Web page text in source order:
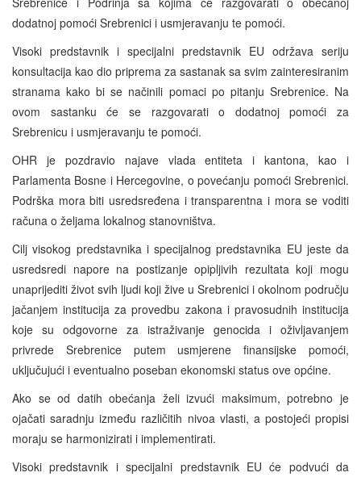
dodatnoj pomoći Srebrenici i usmjeravanju te pomoći.
Visoki predstavnik i specijalni predstavnik EU održava seriju
konsultacija kao dio priprema za sastanak sa svim zainteresiranim
stranama kako bi se načinili pomaci po pitanju Srebrenice. Na
ovom sastanku će se razgovarati o dodatnoj pomoći za
Srebrenicu i usmjeravanju te pomoći.
OHR je pozdravio najave vlada entiteta i kantona, kao i
Parlamenta Bosne i Hercegovine, o povećanju pomoći Srebrenici.
Podrška mora biti usredsređena i transparentna i mora se voditi
računa o željama lokalnog stanovništva.
Cilj visokog predstavnika i specijalnog predstavnika EU jeste da
usredsredi napore na postizanje opipljivih rezultata koji mogu
unaprijediti život svih ljudi koji žive u Srebrenici i okolnom području
jačanjem institucija za provedbu zakona i pravosudnih institucija
koje su odgovorne za istraživanje genocida i oživljavanjem
privrede Srebrenice putem usmjerene finansijske pomoći,
uključujući i eventualno poseban ekonomski status ove općine.
Ako se od datih obećanja želi izvući maksimum, potrebno je
ojačati saradnju između različitih nivoa vlasti, a postojeći propisi
moraju se harmonizirati i implementirati.
Visoki predstavnik i specijalni predstavnik EU će podvući da